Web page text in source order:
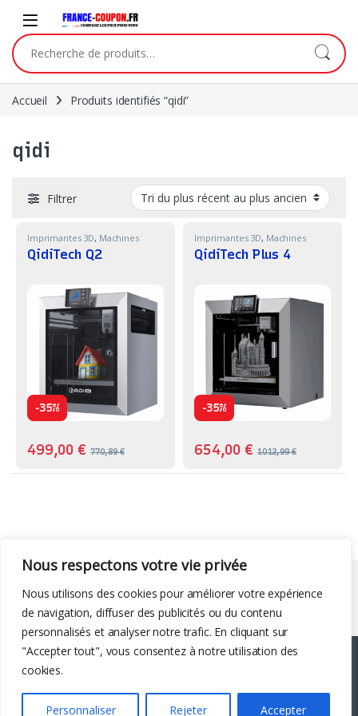
Nous respectons votre vie privée
Nous utilisons des cookies pour améliorer votre expérience
de navigation, diffuser des publicités ou du contenu
personnalisés et analyser notre trafic. En cliquant sur
"Accepter tout", vous consentez à notre utilisation des
cookies.
Personnaliser Rejeter Accepter
Recherche pour :
Accueil Produits identifiés “qidi”
qidi
Filtrer
Imprimantes 3D, Machines
QidiTech Q2
-35%
499,00€ 770,89€
Imprimantes 3D, Machines
QidiTech Plus 4
-35%
654,00€ 1012,99€
Liens utiles